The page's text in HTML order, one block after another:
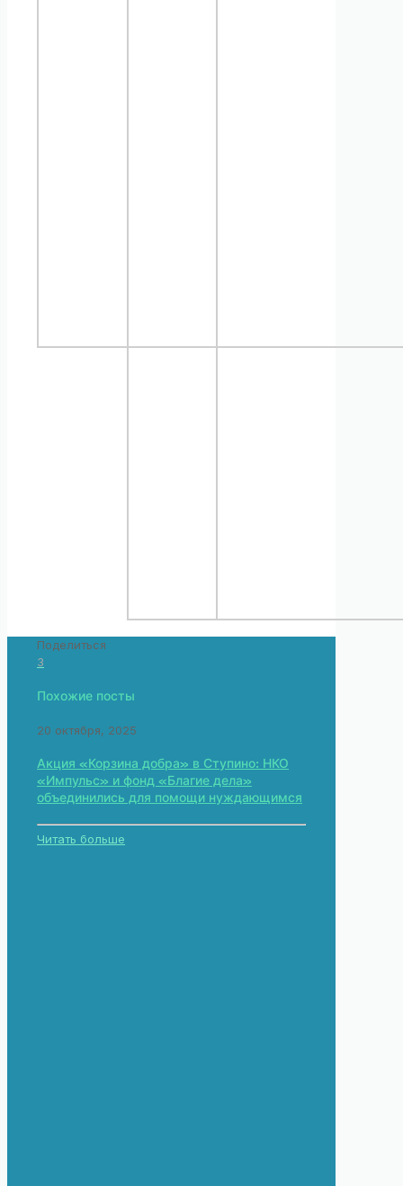
Поделиться
3
Похожие посты
20 октября, 2025
Акция «Корзина добра» в Ступино: НКО
«Импульс» и фонд «Благие дела»
объединились для помощи нуждающимся
Читать больше